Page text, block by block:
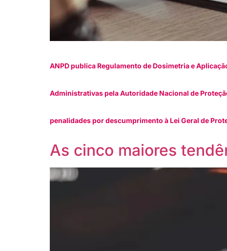
ANPD publica Regulamento de Dosimetria e
Administrativas pela Autoridade Nacional de
penalidades por descumprimento à Lei Geral de
As cinco maiores